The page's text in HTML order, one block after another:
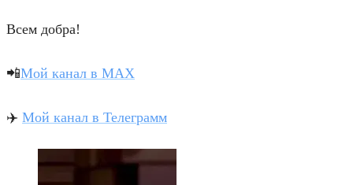
Всем добра!
📲Мой канал в МАХ
✈ Мой канал в Телеграмм